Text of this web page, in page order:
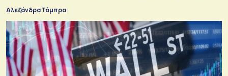
Αλεξάνδρα Τόμπρα